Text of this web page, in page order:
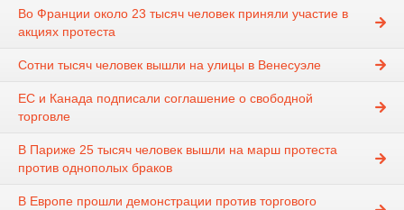
Во Франции около 23 тысяч человек приняли участие в
акциях протеста
Сотни тысяч человек вышли на улицы в Венесуэле
ЕС и Канада подписали соглашение о свободной
торговле
В Париже 25 тысяч человек вышли на марш протеста
против однополых браков
В Европе прошли демонстрации против торгового